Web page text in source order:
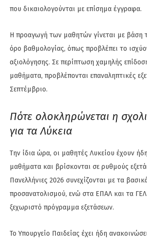
που δικαιολογούνται με επίσημα έγγραφα.
Η προαγωγή των μαθητών γίνεται με βάση
όρο βαθμολογίας, όπως προβλέπει το
αξιολόγησης. Σε περίπτωση χαμηλής
μαθήματα, προβλέπονται επαναληπτικές
Σεπτέμβριο.
Πότε ολοκληρώνεται η
για τα Λύκεια
Την ίδια ώρα, οι μαθητές Λυκείου έχουν
μαθήματα και βρίσκονται σε ρυθμούς
Πανελλήνιες 2026 συνεχίζονται με τα
προσανατολισμού, ενώ στα ΕΠΑΛ και τα ΓΕΛ
ξεχωριστό πρόγραμμα εξετάσεων.
Το Υπουργείο Παιδείας έχει ήδη